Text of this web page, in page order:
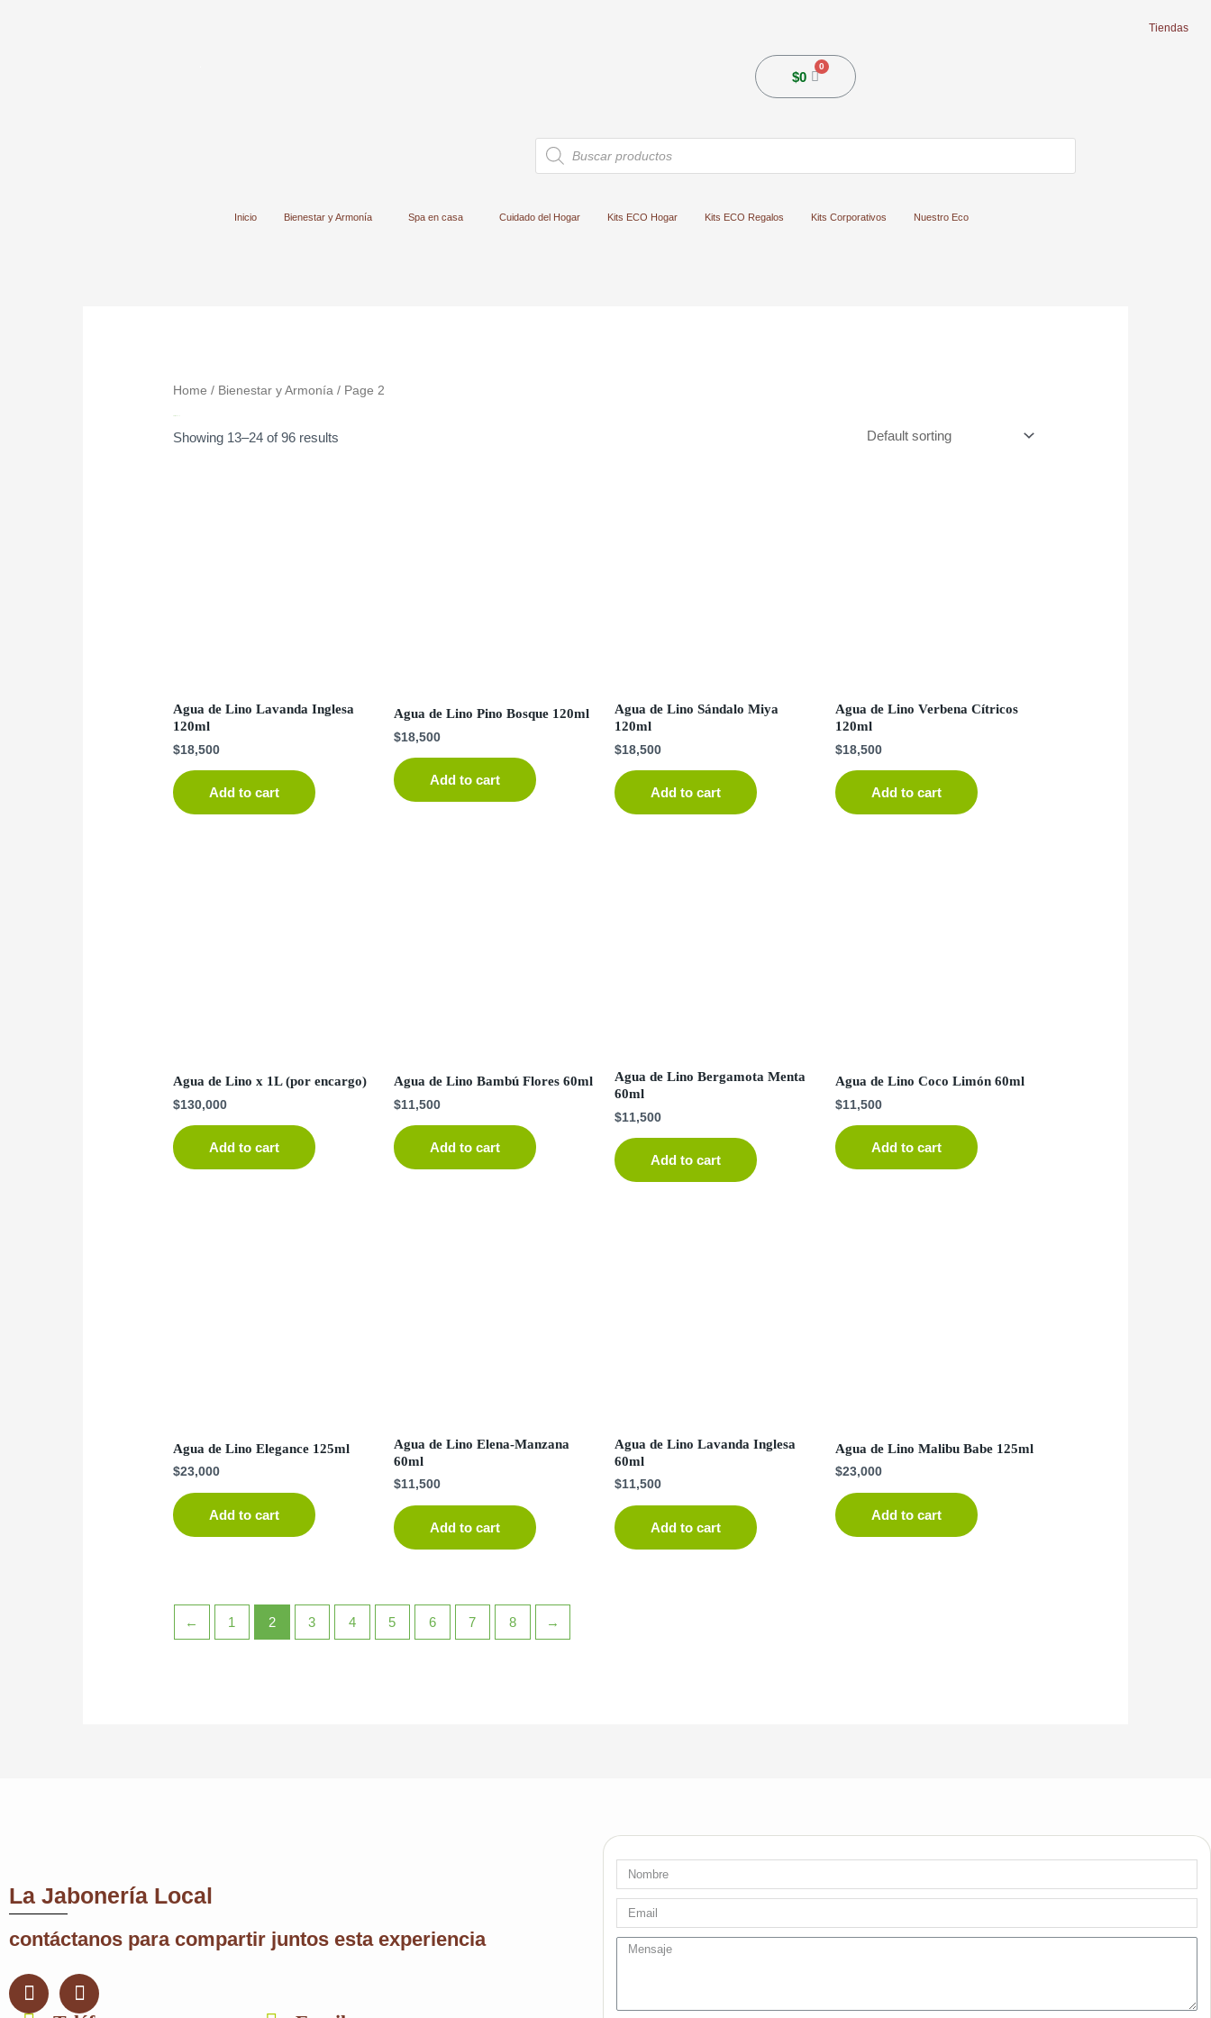
Tiendas
$0 Cart
Búsqueda
de
productos
Inicio Bienestar y Armonía Spa en casa Cuidado del Hogar Kits ECO Hogar Kits ECO Regalos Kits Corporativos Nuestro Eco
Home / Bienestar y Armonía / Page 2
Showing 13–24 of 96 results
Agua de Lino Lavanda Inglesa
120ml
$18,500
Add to cart
Agua de Lino Pino Bosque 120ml
$18,500
Add to cart
Agua de Lino Sándalo Miya
120ml
$18,500
Add to cart
Agua de Lino Verbena Cítricos
120ml
$18,500
Add to cart
Agua de Lino x 1L (por encargo)
$130,000
Add to cart
Agua de Lino Bambú Flores 60ml
$11,500
Add to cart
Agua de Lino Bergamota Menta
60ml
$11,500
Add to cart
Agua de Lino Coco Limón 60ml
$11,500
Add to cart
Agua de Lino Elegance 125ml
$23,000
Add to cart
Agua de Lino Elena-Manzana
60ml
$11,500
Add to cart
Agua de Lino Lavanda Inglesa
60ml
$11,500
Add to cart
Agua de Lino Malibu Babe 125ml
$23,000
Add to cart
← 1 2 3 4 5 6 7 8 →
La Jabonería Local
contáctanos para compartir juntos esta experiencia
F
a
I
n
Nombre
Email
message